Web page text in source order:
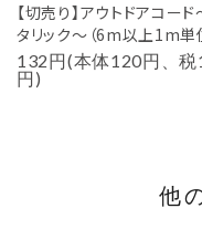
【切売り】アウトドアコード
タリック～（6m以上1m単
132円(本体120円、税
円)
他